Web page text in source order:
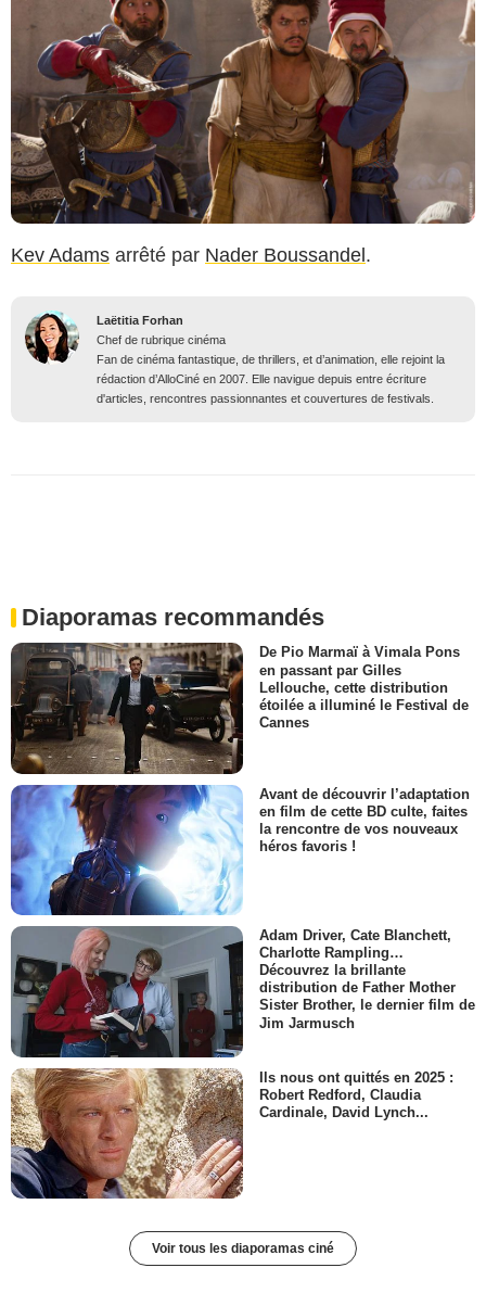
Kev Adams arrêté par Nader Boussandel .
Laëtitia Forhan
Chef de rubrique cinéma
Fan de cinéma fantastique, de thrillers, et d’animation, elle rejoint la
rédaction d’AlloCiné en 2007. Elle navigue depuis entre écriture
d'articles, rencontres passionnantes et couvertures de festivals.
Diaporamas recommandés
De Pio Marmaï à Vimala Pons
en passant par Gilles
Lellouche, cette distribution
étoilée a illuminé le Festival de
Cannes
Avant de découvrir l’adaptation
en film de cette BD culte, faites
la rencontre de vos nouveaux
héros favoris !
Adam Driver, Cate Blanchett,
Charlotte Rampling…
Découvrez la brillante
distribution de Father Mother
Sister Brother, le dernier film de
Jim Jarmusch
Ils nous ont quittés en 2025 :
Robert Redford, Claudia
Cardinale, David Lynch...
Voir tous les diaporamas ciné